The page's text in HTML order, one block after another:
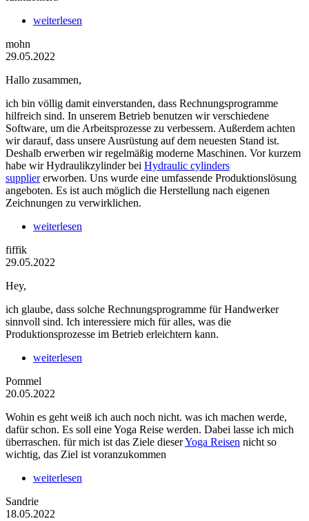
weiterlesen
mohn
29.05.2022
Hallo zusammen,
ich bin völlig damit einverstanden, dass Rechnungsprogramme
hilfreich sind. In unserem Betrieb benutzen wir verschiedene
Software, um die Arbeitsprozesse zu verbessern. Außerdem achten
wir darauf, dass unsere Ausrüstung auf dem neuesten Stand ist.
Deshalb erwerben wir regelmäßig moderne Maschinen. Vor kurzem
habe wir Hydraulikzylinder bei Hydraulic cylinders
suppliererworben. Uns wurde eine umfassende Produktionslösung
angeboten. Es ist auch möglich die Herstellung nach eigenen
Zeichnungen zu verwirklichen.
weiterlesen
fiffik
29.05.2022
Hey,
ich glaube, dass solche Rechnungsprogramme für Handwerker
sinnvoll sind. Ich interessiere mich für alles, was die
Produktionsprozesse im Betrieb erleichtern kann.
weiterlesen
Pommel
20.05.2022
Wohin es geht weiß ich auch noch nicht. was ich machen werde,
dafür schon. Es soll eine Yoga Reise werden. Dabei lasse ich mich
überraschen. für mich ist das Ziele dieserYoga Reisen nicht so
wichtig, das Ziel ist voranzukommen
weiterlesen
Sandrie
18.05.2022